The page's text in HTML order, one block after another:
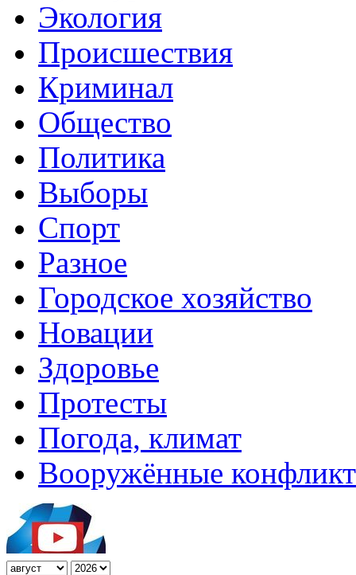
Экология
Происшествия
Криминал
Общество
Политика
Выборы
Спорт
Разное
Городское хозяйство
Новации
Здоровье
Протесты
Погода, климат
Вооружённые